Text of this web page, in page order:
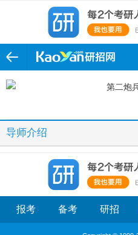
导师介绍
报考 备考 研招